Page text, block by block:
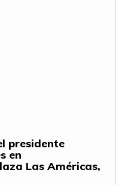
presidente
en
Las Américas,